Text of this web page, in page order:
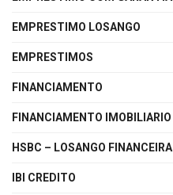
EMPRESTIMO LOSANGO
EMPRESTIMOS
FINANCIAMENTO
FINANCIAMENTO IMOBILIARIO
HSBC – LOSANGO FINANCEIRA
IBI CREDITO